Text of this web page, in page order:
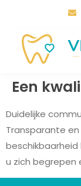
Een
Duidelijke
Transparante
u zich begrepen